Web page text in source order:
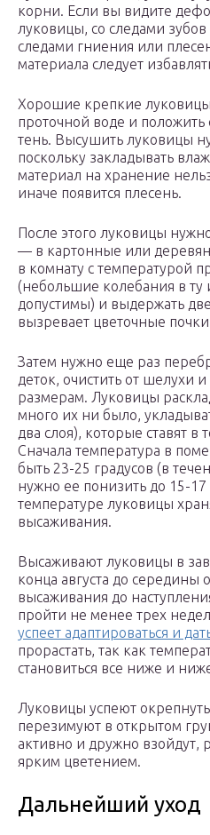
корни. Если вы видите
луковицы, со следами
следами гниения или
материала следует
Хорошие крепкие
проточной воде и положить
тень. Высушить луковицы
поскольку закладывать
материал на хранение
иначе появится плесень.
После этого луковицы
— в картонные или
в комнату с температурой
(небольшие колебания в ту
допустимы) и выдержать
вызревает цветочные
Затем нужно еще раз
деток, очистить от шелухи
размерам. Луковицы
много их ни было,
два слоя), которые ставят
Сначала температура в
быть 23-25 градусов (в
нужно ее понизить до 15-17
температуре луковицы
высаживания.
Высаживают луковицы в
конца августа до середины
высаживания до
пройти не менее трех
успеет адаптироваться и
прорастать, так как
становиться все ниже и
Луковицы успеют
перезимуют в открытом
активно и дружно взойдут,
ярким цветением.
Дальнейший уход